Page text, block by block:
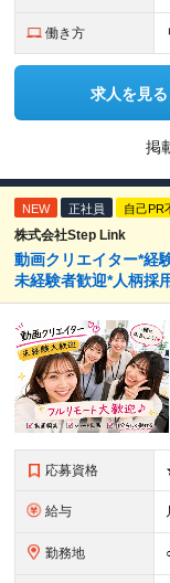
働き方
求人を見る
掲
NEW 正社員 自己PR
株式会社Step Link
動画クリエイター*経
未経験者歓迎*人柄採
応募資格
給与
勤務地